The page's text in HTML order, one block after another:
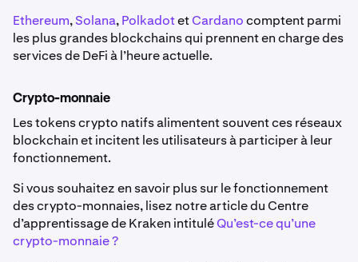
Ethereum,Solana,PolkadotetCardanocomptent parmi
les plus grandes blockchains qui prennent en charge des
services de DeFi à l’heure actuelle.
Crypto-monnaie
Les tokens crypto natifs alimentent souvent ces réseaux
blockchain et incitent les utilisateurs à participer à leur
fonctionnement.
Si vous souhaitez en savoir plus sur le fonctionnement
des crypto-monnaies, lisez notre article du Centre
d’apprentissage de Kraken intituléQu’est-ce qu’une
crypto-monnaie ?